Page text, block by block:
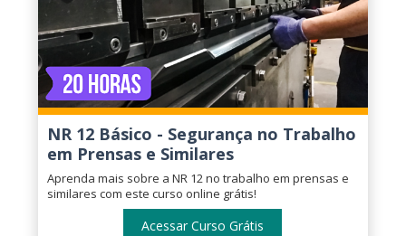
NR 12 Básico - Segurança no Trabalho
em Prensas e Similares
Aprenda mais sobre a NR 12 no trabalho em prensas e
similares com este curso online grátis!
Acessar Curso Grátis